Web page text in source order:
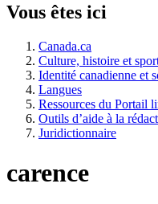
Vous êtes ici
Canada.ca
Culture, histoire et
Identité canadienne et
Langues
Ressources du Portail
Outils d’aide à la
Juridictionnaire
carence